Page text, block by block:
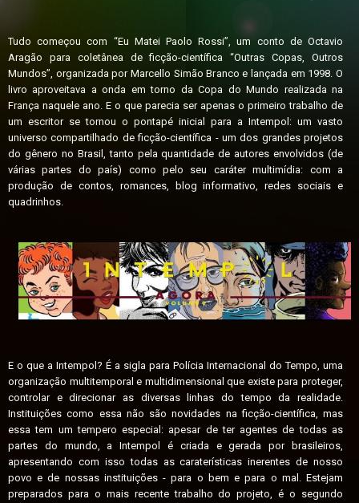
Tudo começou com “Eu Matei Paolo Rossi”, um conto de Octavio
Aragão para coletânea de ficção-científica “Outras Copas, Outros
Mundos”, organizada por Marcello Simão Branco e lançada em 1998. O
livro aproveitava a onda em torno da Copa do Mundo realizada na
França naquele ano. E o que parecia ser apenas o primeiro trabalho de
um escritor se tornou o pontapé inicial para a Intempol: um vasto
universo compartilhado de ficção-científica - um dos grandes projetos
do gênero no Brasil, tanto pela quantidade de autores envolvidos (de
várias partes do país) como pelo seu caráter multimídia: com a
produção de contos, romances, blog informativo, redes sociais e
quadrinhos.
E o que a Intempol? É a sigla para Polícia Internacional do Tempo, uma
organização multitemporal e multidimensional que existe para proteger,
controlar e direcionar as diversas linhas do tempo da realidade.
Instituições como essa não são novidades na ficção-científica, mas
essa tem um tempero especial: apesar de ter agentes de todas as
partes do mundo, a Intempol é criada e gerada por brasileiros,
apresentando com isso todas as caraterísticas inerentes de nosso
povo e de nossas instituições - para o bem e para o mal. Estejam
preparados para o mais recente trabalho do projeto, é o segundo